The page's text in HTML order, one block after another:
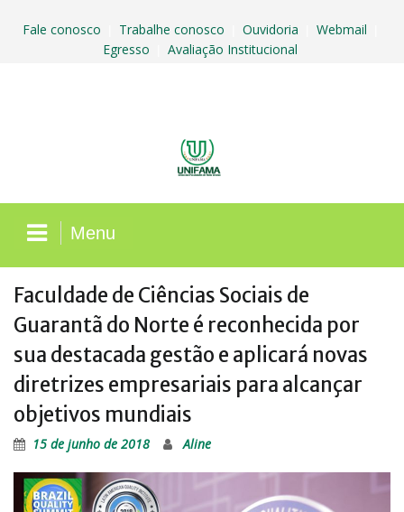
Fale conosco Trabalhe conosco Ouvidoria Webmail
Egresso Avaliação Institucional
Menu
Faculdade de Ciências Sociais de
Guarantã do Norte é reconhecida por
sua destacada gestão e aplicará novas
diretrizes empresariais para alcançar
objetivos mundiais
15 de junho de 2018 Aline